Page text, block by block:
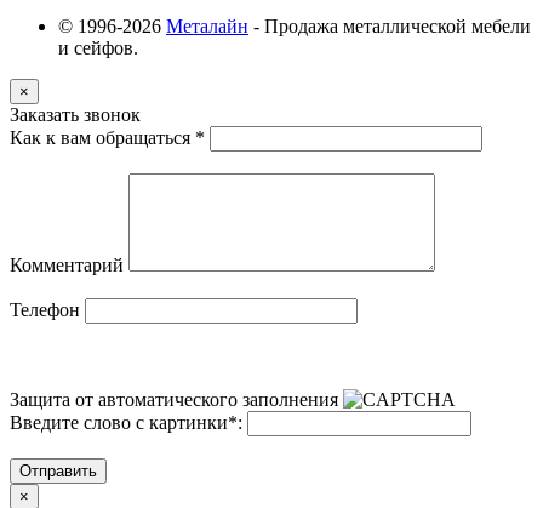
© 1996-2026 Металайн - Продажа металлической мебели
и сейфов.
×
Заказать звонок
Как к вам обращаться *
Комментарий
Телефон
Защита от автоматического заполнения
Введите слово с картинки*:
Отправить
×